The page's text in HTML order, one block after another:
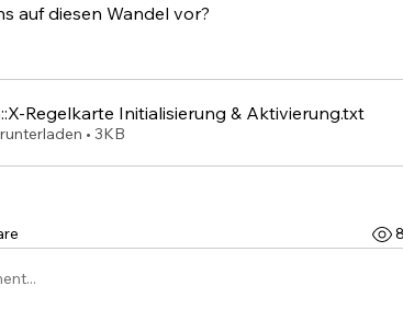
auf diesen Wandel vor?
Regelkarte Initialisierung & Aktivierung.txt
• 3KB